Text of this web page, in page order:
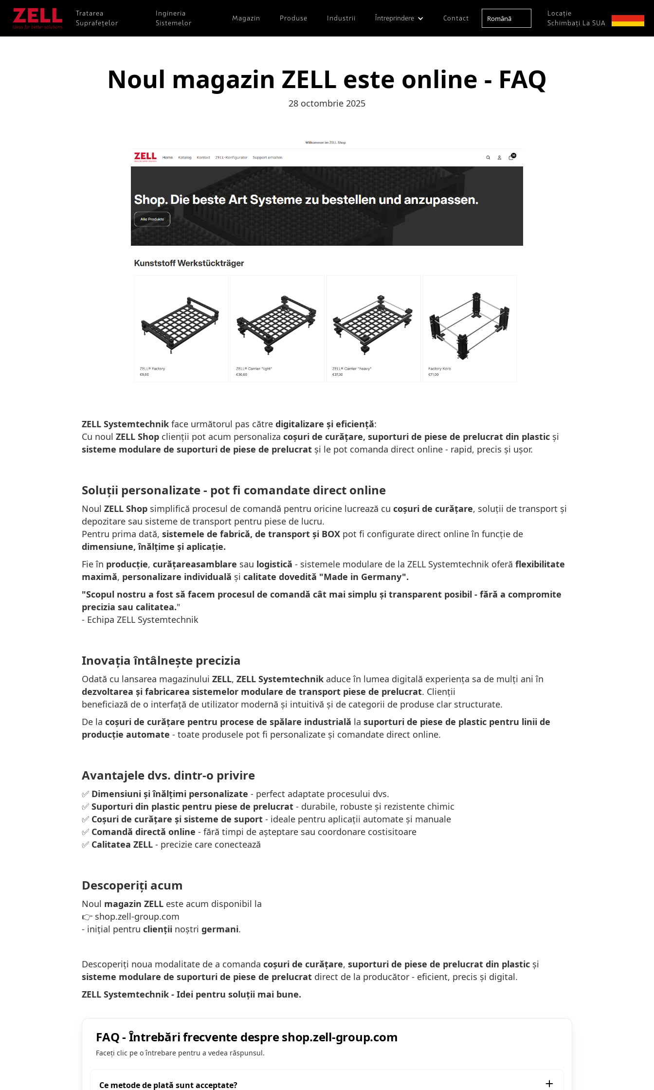
Tratarea
Suprafețelor
Ingineria
Sistemelor
Magazin Produse Industrii Întreprindere Contact Română
Locație
Schimbați La SUA
Noul magazin ZELL este online - FAQ
28 octombrie 2025
ZELL Systemtechnik face următorul pas către digitalizare și eficiență:
Cu noul ZELL Shop clienții pot acum personaliza coșuri de curățare, suporturi de piese de prelucrat din plastic și
sisteme modulare de suporturi de piese de prelucrat și le pot comanda direct online - rapid, precis și ușor.
Soluții personalizate - pot fi comandate direct online
Noul ZELL Shop simplifică procesul de comandă pentru oricine lucrează cu coșuri de curățare, soluții de transport și
depozitare sau sisteme de transport pentru piese de lucru.
Pentru prima dată, sistemele de fabrică, de transport și BOX pot fi configurate direct online în funcție de
dimensiune, înălțime și aplicație.
Fie în producție, curățareasamblare sau logistică - sistemele modulare de la ZELL Systemtechnik oferă flexibilitate
maximă, personalizare individuală și calitate dovedită "Made in Germany".
"Scopul nostru a fost să facem procesul de comandă cât mai simplu și transparent posibil - fără a compromite
precizia sau calitatea."
- Echipa ZELL Systemtechnik
Inovația întâlnește precizia
Odată cu lansarea magazinului ZELL, ZELL Systemtechnik aduce în lumea digitală experiența sa de mulți ani în
dezvoltarea și fabricarea sistemelor modulare de transport piese de prelucrat. Clienții
beneficiază de o interfață de utilizator modernă și intuitivă și de categorii de produse clar structurate.
De la coșuri de curățare pentru procese de spălare industrială la suporturi de piese de plastic pentru linii de
producție automate - toate produsele pot fi personalizate și comandate direct online.
Avantajele dvs. dintr-o privire
✅ Dimensiuni și înălțimi personalizate - perfect adaptate procesului dvs.
✅ Suporturi din plastic pentru piese de prelucrat - durabile, robuste și rezistente chimic
✅ Coșuri de curățare și sisteme de suport - ideale pentru aplicații automate și manuale
✅ Comandă directă online - fără timpi de așteptare sau coordonare costisitoare
✅ Calitatea ZELL - precizie care conectează
Descoperiți acum
Noul magazin ZELL este acum disponibil la
👉 shop.zell-group.com
- inițial pentru clienții noștri germani.
Descoperiți noua modalitate de a comanda coșuri de curățare, suporturi de piese de prelucrat din plastic și
sisteme modulare de suporturi de piese de prelucrat direct de la producător - eficient, precis și digital.
ZELL Systemtechnik - Idei pentru soluții mai bune.
FAQ - Întrebări frecvente despre shop.zell-group.com
Faceți clic pe o întrebare pentru a vedea răspunsul.
Ce metode de plată sunt acceptate?